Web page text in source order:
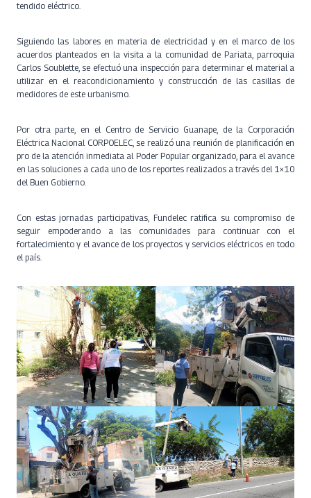
tendido eléctrico.
Siguiendo las labores en materia de electricidad y en el marco de los
acuerdos planteados en la visita a la comunidad de Pariata, parroquia
Carlos Soublette, se efectuó una inspección para determinar el material a
utilizar en el reacondicionamiento y construcción de las casillas de
medidores de este urbanismo.
Por otra parte, en el Centro de Servicio Guanape, de la Corporación
Eléctrica Nacional CORPOELEC, se realizó una reunión de planificación en
pro de la atención inmediata al Poder Popular organizado, para el avance
en las soluciones a cada uno de los reportes realizados a través del 1×10
del Buen Gobierno.
Con estas jornadas participativas, Fundelec ratifica su compromiso de
seguir empoderando a las comunidades para continuar con el
fortalecimiento y el avance de los proyectos y servicios eléctricos en todo
el país.